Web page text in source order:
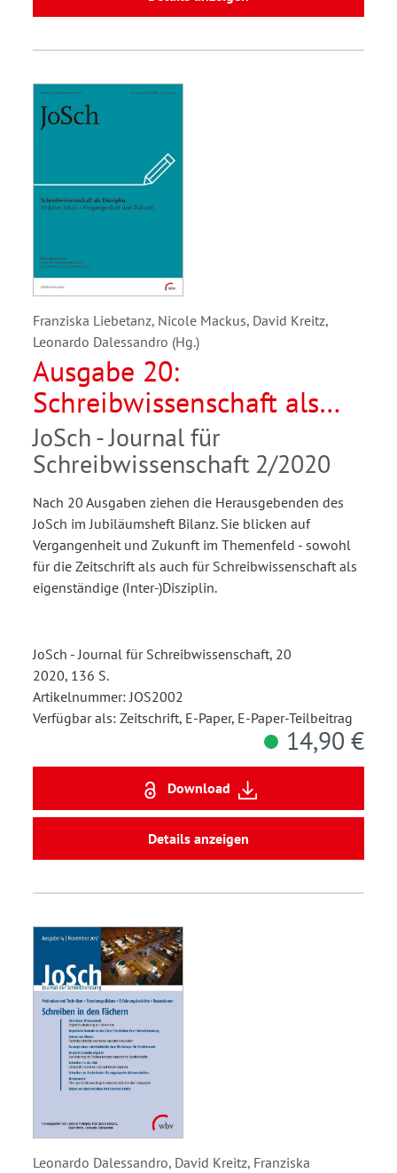
Franziska Liebetanz, Nicole Mackus, David Kreitz,
Leonardo Dalessandro (Hg.)
Ausgabe 20:
Schreibwissenschaft als
Disziplin. 10 Jahre JoSch -
Vergangenheit und Zukunft
JoSch - Journal für
Schreibwissenschaft 2/2020
Nach 20 Ausgaben ziehen die Herausgebenden des
JoSch im Jubiläumsheft Bilanz. Sie blicken auf
Vergangenheit und Zukunft im Themenfeld - sowohl
für die Zeitschrift als auch für Schreibwissenschaft als
eigenständige (Inter-)Disziplin.
JoSch - Journal für Schreibwissenschaft, 20
2020, 136 S.
Artikelnummer: JOS2002
Verfügbar als: Zeitschrift, E-Paper, E-Paper-Teilbeitrag
14,90 €
Download
Details anzeigen
Leonardo Dalessandro, David Kreitz, Franziska